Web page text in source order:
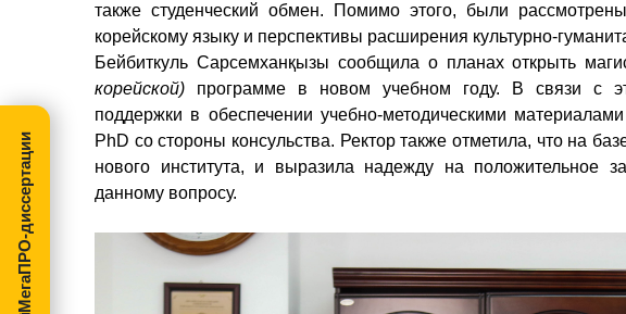
также студенческий обмен. Помимо этого, были
корейскому языку и перспективы расширения культурно-
Бейбиткуль Сарсемханқызы сообщила о планах открыть
корейской)
программе в новом учебном году. В связи с
поддержки в обеспечении учебно-методическими
PhD со стороны консульства. Ректор также отметила, что на
нового института, и выразила надежду на положительное
данному вопросу.
МегаПРО-диссертации